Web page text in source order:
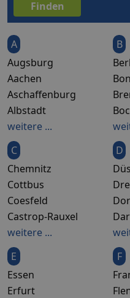
A
Augsburg
Aachen
Aschaffenburg
Albstadt
weitere ...
B
C
Chemnitz
Cottbus
Coesfeld
Castrop-Rauxel
weitere ...
D
E
Essen
Erfurt
F